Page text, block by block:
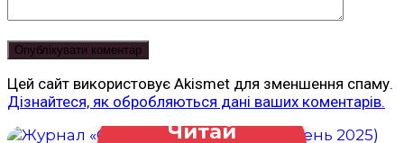
Цей сайт використовує Akismet для зменшення спаму.
Дізнайтеся, як обробляються дані ваших коментарів.
Читай